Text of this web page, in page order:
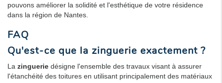
pouvons améliorer la solidité et l'esthétique de votre résidence
dans la région de Nantes.
FAQ
Qu'est-ce que la zinguerie exactement ?
La zinguerie désigne l'ensemble des travaux visant à assurer
l'étanchéité des toitures en utilisant principalement des matériaux